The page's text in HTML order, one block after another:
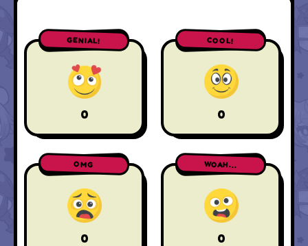
GENIAL!
0
COOL!
0
OMG
0
WOAH...
0